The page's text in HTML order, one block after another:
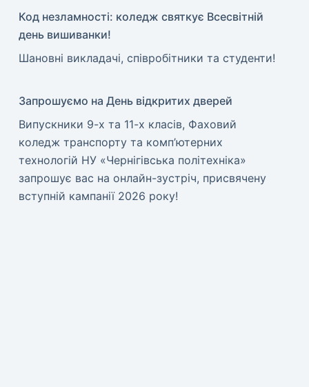
Код незламності: коледж святкує Всесвітній
день вишиванки!
​Шановні викладачі, співробітники та студенти!
Запрошуємо на День відкритих дверей
Випускники 9-х та 11-х класів, Фаховий
коледж транспорту та комп’ютерних
технологій НУ «Чернігівська політехніка»
запрошує вас на онлайн-зустріч, присвячену
вступній кампанії 2026 року!